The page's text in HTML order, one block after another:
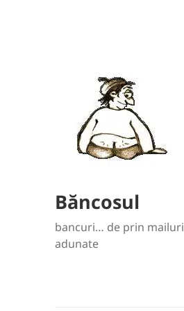
Băncosul
bancuri… de prin mailuri
adunate